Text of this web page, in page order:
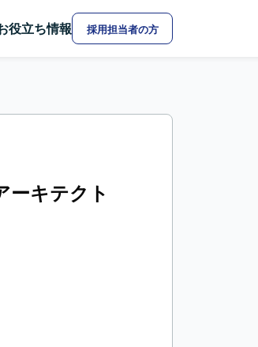
役立ち情報 採用担当者の方
ーキテクト